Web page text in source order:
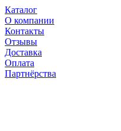
Каталог
О компании
Контакты
Отзывы
Доставка
Оплата
Партнёрства